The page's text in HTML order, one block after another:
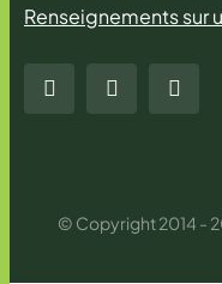
Renseignements sur
© Copyright 2014 -